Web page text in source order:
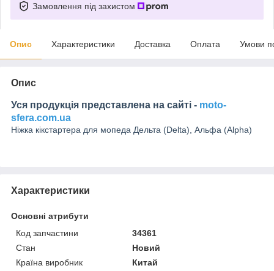
Замовлення під захистом
Опис Характеристики Доставка Оплата Умови
Опис
Уся продукція представлена на сайті - moto-
sfera.com.ua
Ніжка кікстартера для мопеда Дельта (Delta), Альфа (Alpha)
Характеристики
Основні атрибути
Код запчастини
34361
Стан
Новий
Країна виробник
Китай